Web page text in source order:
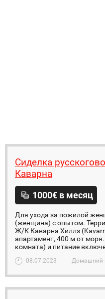
Сиделка
Каварна
1000€ в месяц
Для ухода за пожилой
(женщина) с опытом.
Ж/К Каварна Хиллз
апартамент, 400 м от
комната) и питание
08.07.2023 Домашний